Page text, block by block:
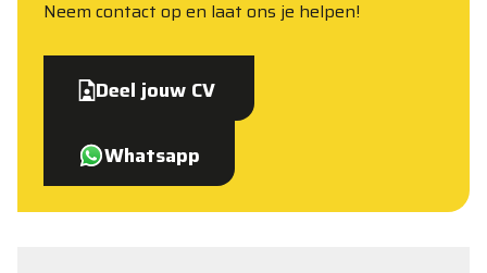
Neem contact op en laat ons je helpen!
Deel jouw CV
Whatsapp